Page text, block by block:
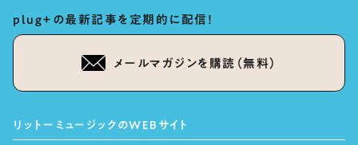
plug+の最新記事を定期的に配信！
メールマガジンを購読（無料）
リットーミュージックのWEBサイト